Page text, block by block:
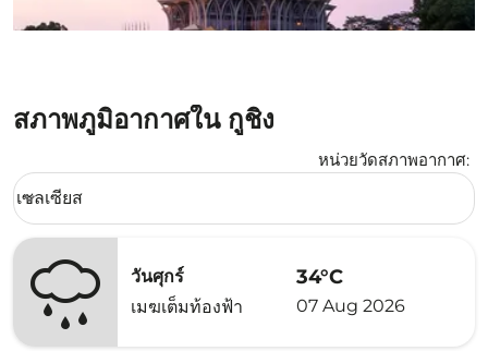
สภาพภูมิอากาศใน กูชิง
หน่วยวัดสภาพอากาศ:
Weather unit option เซลเซียส Selected
เซลเซียส
keyboard_arrow_down
วันศุกร์
เมฆเต็มท้องฟ้า
34°C
07 Aug 2026